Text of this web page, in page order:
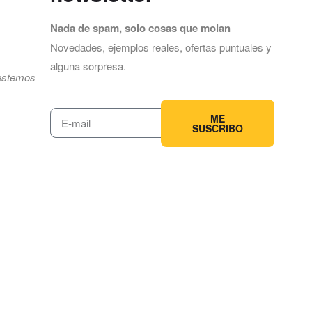
Nada de spam, solo cosas que molan
Novedades, ejemplos reales, ofertas puntuales y
alguna sorpresa.
ME
SUSCRIBO